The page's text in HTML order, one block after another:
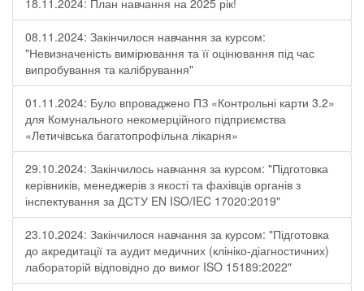
18.11.2024: План навчання на 2025 рік!
08.11.2024: Закінчилося навчання за курсом:
"Невизначеність вимірювання та її оцінювання під час
випробування та калібрування"
01.11.2024: Було впроваджено ПЗ «Контрольні карти 3.2»
для Комунального некомерційного підприємства
«Летичівська багатопрофільна лікарня»
29.10.2024: Закінчилось навчання за курсом: "Підготовка
керівників, менеджерів з якості та фахівців органів з
інспектування за ДСТУ EN ISO/IEC 17020:2019"
23.10.2024: Закінчилося навчання за курсом: "Підготовка
до акредитації та аудит медичних (клініко-діагностичних)
лабораторій відповідно до вимог ISO 15189:2022"